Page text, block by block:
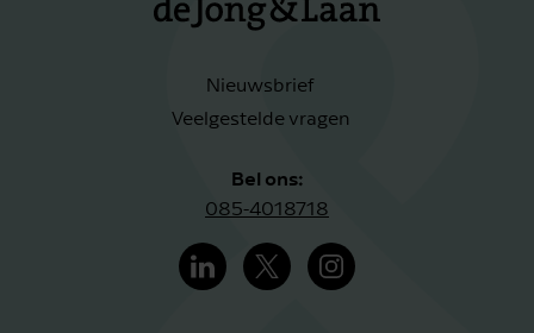
Nieuwsbrief
Veelgestelde vragen
Bel ons:
085-4018718